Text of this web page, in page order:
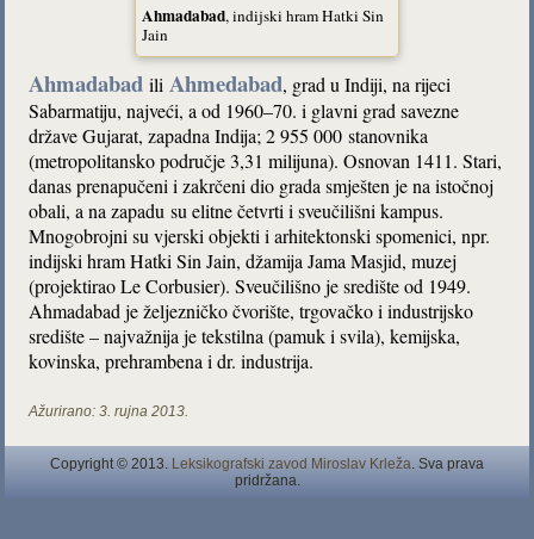
Ahmadabad, indijski hram Hatki Sin
Jain
Ahmadabadili Ahmedabad, grad u Indiji, na rijeci
Sabarmatiju, najveći, a od 1960–70. i glavni grad savezne
države Gujarat, zapadna Indija; 2 955 000 stanovnika
(metropolitansko područje 3,31 milijuna). Osnovan 1411. Stari,
danas prenapučeni i zakrčeni dio grada smješten je na istočnoj
obali, a na zapadu su elitne četvrti i sveučilišni kampus.
Mnogobrojni su vjerski objekti i arhitektonski spomenici, npr.
indijski hram Hatki Sin Jain, džamija Jama Masjid, muzej
(projektirao Le Corbusier). Sveučilišno je središte od 1949.
Ahmadabad je željezničko čvorište, trgovačko i industrijsko
središte – najvažnija je tekstilna (pamuk i svila), kemijska,
kovinska, prehrambena i dr. industrija.
Ažurirano: 3. rujna 2013.
Copyright © 2013. Leksikografski zavod Miroslav Krleža. Sva prava
pridržana.